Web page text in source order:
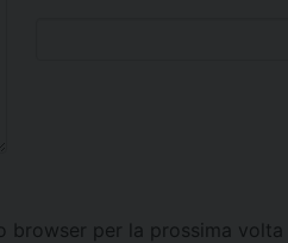
browser per la prossima